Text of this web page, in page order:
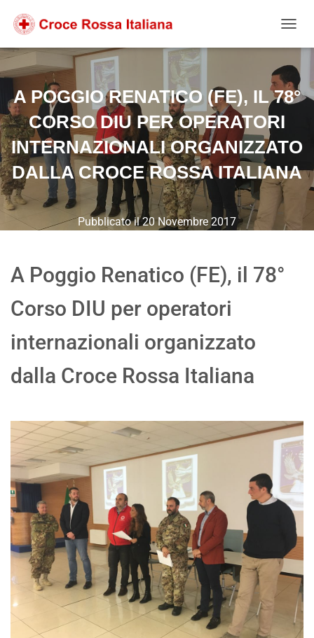
contenuto
alla
navigazione
footer
A POGGIO RENATICO (FE), IL 78°
CORSO DIU PER OPERATORI
INTERNAZIONALI ORGANIZZATO
DALLA CROCE ROSSA ITALIANA
Pubblicato il20 Novembre 2017
A Poggio Renatico (FE), il 78°
Corso DIU per operatori
internazionali organizzato
dalla Croce Rossa Italiana